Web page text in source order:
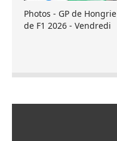
Photos - GP de Hongrie
de F1 2026 - Vendredi